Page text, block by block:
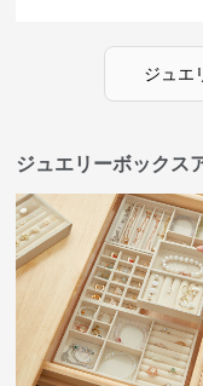
ジュエ
ジュエリーボックス